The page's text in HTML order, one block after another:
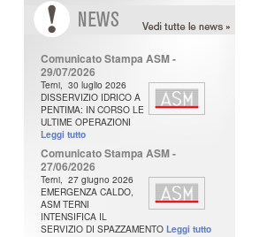
Comunicato Stampa ASM -
29/07/2026
Terni, 30 luglio 2026
DISSERVIZIO IDRICO A
PENTIMA: IN CORSO LE
ULTIME OPERAZIONI
Leggi tutto
Comunicato Stampa ASM -
27/06/2026
Terni, 27 giugno 2026
EMERGENZA CALDO,
ASM TERNI
INTENSIFICA IL
SERVIZIO DI SPAZZAMENTO Leggi tutto